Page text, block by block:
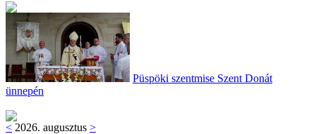
Püspöki szentmise Szent Donát
ünnepén
< 2026. augusztus >